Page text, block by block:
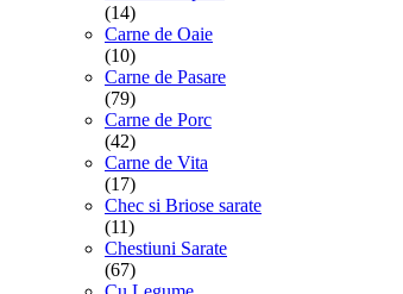
(14)
Carne de Oaie
(10)
Carne de Pasare
(79)
Carne de Porc
(42)
Carne de Vita
(17)
Chec si Briose sarate
(11)
Chestiuni Sarate
(67)